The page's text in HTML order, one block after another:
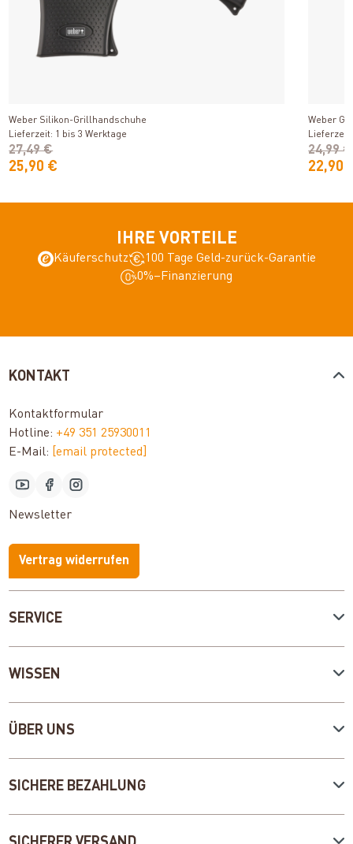
Weber Silikon-Grillhandschuhe
Lieferzeit: 1 bis 3 Werktage
25,90 €
27,49 €
Weber
22,90
24,99 €
IHRE VORTEILE
Käuferschutz
100 Tage Geld-zurück-Garantie
0%–Finanzierung
SERVICE
WISSEN
ÜBER UNS
KONTAKT
Kontaktformular
Hotline: +49 351 25930011
E-Mail: [email protected]
Newsletter
Vertrag widerrufen
SICHERE BEZAHLUNG